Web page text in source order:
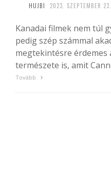
HUJBI 2023. SZEPTEMBER
Kanadai filmek nem túl
pedig szép számmal
megtekintésre érdemes
természete is, amit
Tovább